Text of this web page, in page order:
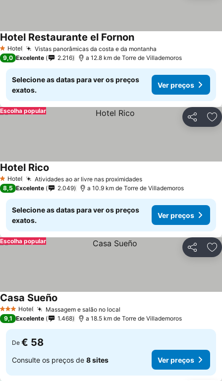
1 Estrelas
Hotel Vistas panorâmicas da costa e da montanha
Hotel Restaurante el Fornon
9,0 Excelente 2.216 a 12.8 km de Torre de Villademoros
Selecione as datas para ver os preços
exatos.
Ver preços
Partilhar
Escolha popular
1 Estrelas
Hotel Atividades ao ar livre nas proximidades
Hotel Rico
8,5 Excelente 2.049 a 10.9 km de Torre de Villademoros
Selecione as datas para ver os preços
exatos.
Ver preços
Partilhar
Escolha popular
3 EstrelasHotel Massagem e salão no local
Casa Sueño
9,1 Excelente 1.468 a 18.5 km de Torre de Villademoros
De € 58
Consulte os preços de 8 sites Ver preços